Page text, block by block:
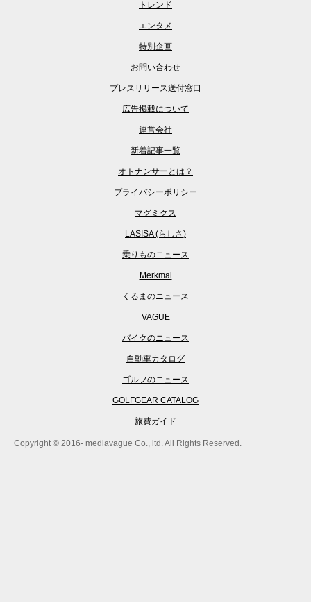
トレンド
エンタメ
特別企画
お問い合わせ
プレスリリース送付窓口
広告掲載について
運営会社
新着記事一覧
オトナンサーとは？
プライバシーポリシー
マグミクス
LASISA (らしさ)
乗りものニュース
Merkmal
くるまのニュース
VAGUE
バイクのニュース
自動車カタログ
ゴルフのニュース
GOLFGEAR CATALOG
旅費ガイド
Copyright © 2016- mediavague Co., ltd. All Rights Reserved.